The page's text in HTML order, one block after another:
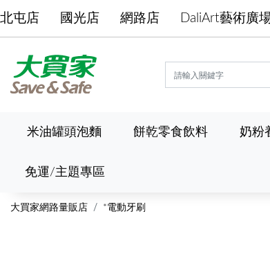
北屯店 國光店 網路店 DaliArt藝術廣
米油罐頭泡麵 餅乾零食飲料 奶粉
免運/主題專區
大買家網路量販店 *電動牙刷